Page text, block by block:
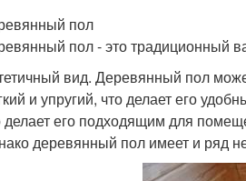
пол
пол - это традиционный
вид. Деревянный пол
и упругий, что делает его
делает его подходящим для
деревянный пол имеет и ряд